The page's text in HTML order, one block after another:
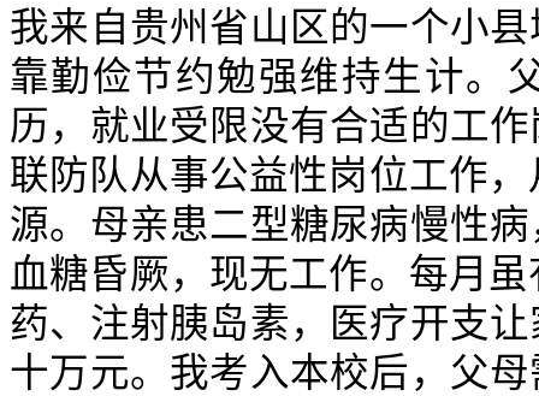
我来自贵州省山区的一个小
靠勤俭节约勉强维持生计。
历，就业受限没有合适的工
联防队从事公益性岗位工作
源。母亲患二型糖尿病慢性
血糖昏厥，现无工作。每月虽
药、注射胰岛素，医疗开支
十万元。我考入本校后，父